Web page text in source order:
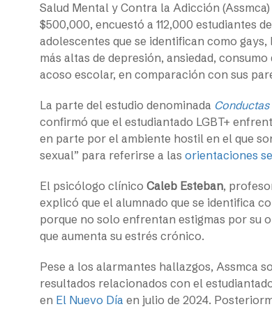
Salud Mental y Contra la Adicción
$500,000, encuestó a 112,000 estudiantes
adolescentes que se identifican como
más altas de depresión, ansiedad,
acoso escolar, en comparación con sus
La parte del estudio denominada
confirmó que el estudiantado LGBT+
en parte por el ambiente hostil en el que
sexual” para referirse a las orientaciones
El psicólogo clínico Caleb Esteban,
explicó que el alumnado que se identifica
porque no solo enfrentan estigmas por su
que aumenta su estrés crónico.
Pese a los alarmantes hallazgos, Assmca
resultados relacionados con el
en El Nuevo Día en julio de 2024.